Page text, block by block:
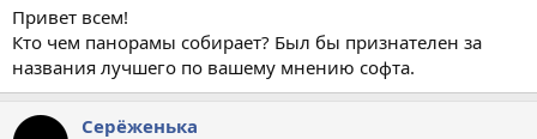
а
Привет всем!
Кто чем панорамы собирает? Был бы признателен за
названия лучшего по вашему мнению софта.
Серёженька